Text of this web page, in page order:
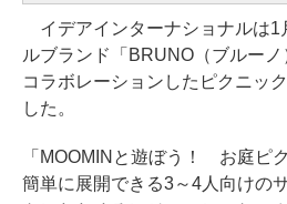
イデアインターナショナルは1
ルブランド「BRUNO（ブルー
コラボレーションしたピクニッ
した。
「MOOMINと遊ぼう！ お庭ピ
簡単に展開できる3～4人向けの